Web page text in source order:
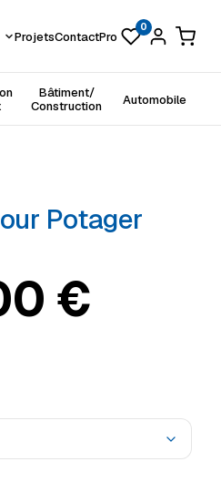
ProjetsContactPro
0
Bâtiment/
Construction
Automobile
Potager
€ €